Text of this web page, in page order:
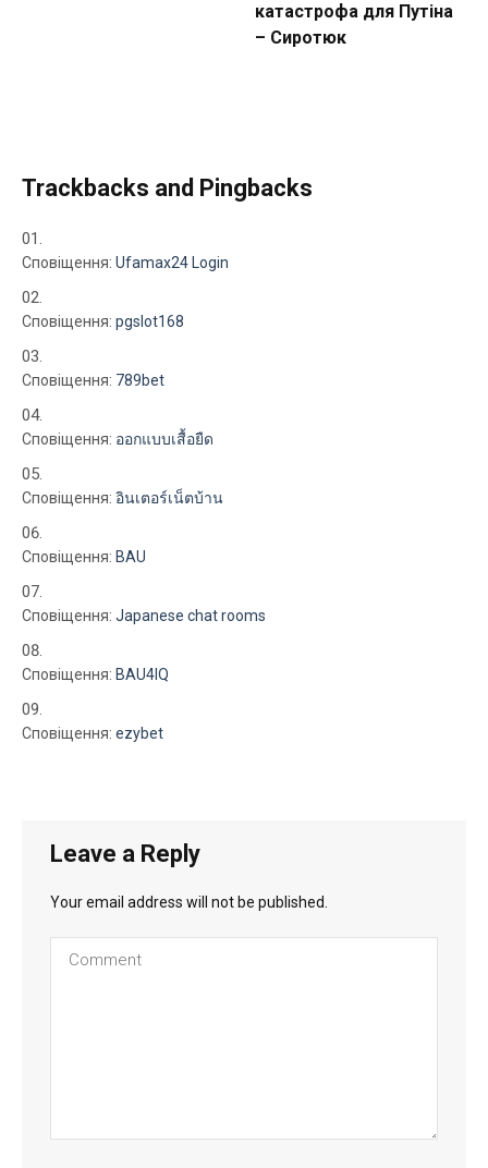
катастрофа для Путіна
– Сиротюк
Trackbacks and Pingbacks
Сповіщення: Ufamax24 Login
Сповіщення: pgslot168
Сповіщення: 789bet
Сповіщення: ออกแบบเสื้อยืด
Сповіщення: อินเตอร์เน็ตบ้าน
Сповіщення: BAU
Сповіщення: Japanese chat rooms
Сповіщення: BAU4IQ
Сповіщення: ezybet
Leave a Reply
Your email address will not be published.